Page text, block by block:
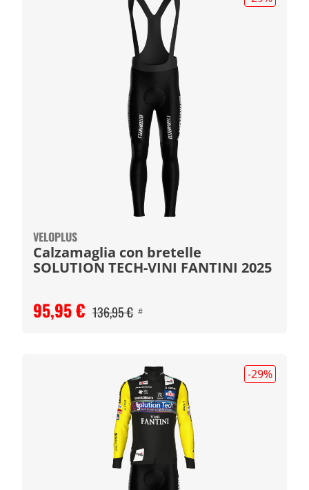
VELOPLUS
Calzamaglia con bretelle
SOLUTION TECH-VINI FANTINI 2025
95,95 € 136,95 € #
-29%